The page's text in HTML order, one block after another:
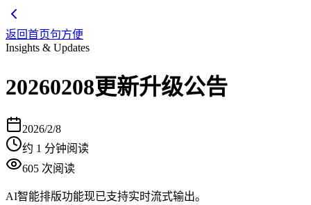
返回首页句方便
Insights & Updates
20260208更新升级公告
2026/2/8
约 1 分钟阅读
605 次阅读
AI智能排版功能现已支持实时流式输出。